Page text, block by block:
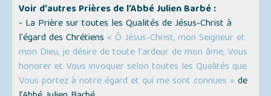
Voir d'autres Prières de l’Abbé Julien Barbé :
- La Prière sur toutes les Qualités de Jésus-Christ à
l'égard des Chrétiens « Ô Jésus-Christ, mon Seigneur et
mon Dieu, je désire de toute l'ardeur de mon âme, Vous
honorer et Vous invoquer selon toutes les Qualités que
Vous portez à notre égard et qui me sont connues » de